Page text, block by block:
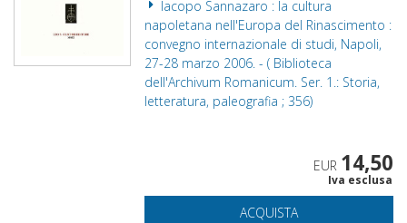
Iacopo Sannazaro : la cultura
napoletana nell'Europa del Rinascimento :
convegno internazionale di studi, Napoli,
27-28 marzo 2006. - ( Biblioteca
dell'Archivum Romanicum. Ser. 1.: Storia,
letteratura, paleografia ; 356)
EUR 14,50
Iva esclusa
ACQUISTA